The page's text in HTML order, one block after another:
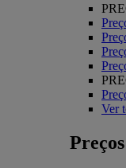
Ver